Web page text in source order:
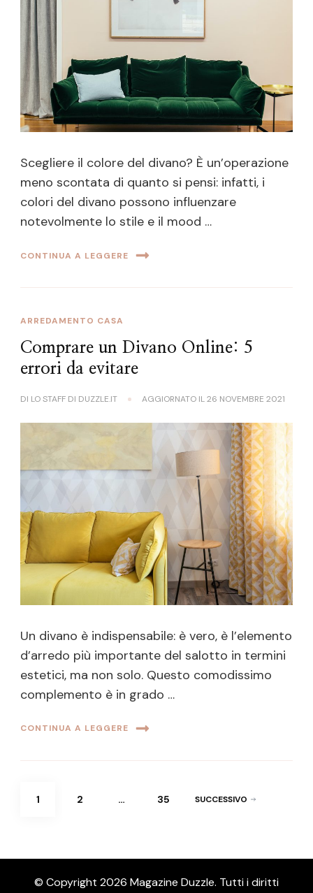
Scegliere il colore del divano? È un’operazione
meno scontata di quanto si pensi: infatti, i
colori del divano possono influenzare
notevolmente lo stile e il mood …
CONTINUA A LEGGERE
ARREDAMENTO CASA
Comprare un Divano Online: 5
errori da evitare
DI LO STAFF DI DUZZLE.IT AGGIORNATO IL26 NOVEMBRE 2021
Un divano è indispensabile: è vero, è l’elemento
d’arredo più importante del salotto in termini
estetici, ma non solo. Questo comodissimo
complemento è in grado …
CONTINUA A LEGGERE
Navigazione
PAGINA
1 PAGINA
2 … PAGINA
35 SUCCESSIVO
© Copyright 2026 Magazine Duzzle. Tutti i diritti